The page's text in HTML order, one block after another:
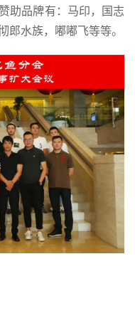
助品牌有：马印，国志
郎水族，嘟嘟飞等等。